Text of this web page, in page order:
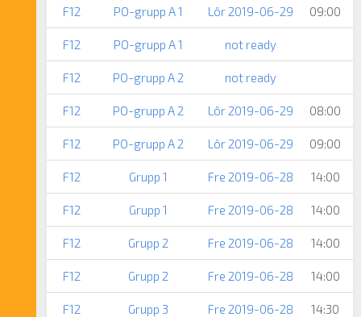
F12 PO-grupp A 1 Lör 2019-06-29 09:00
F12 PO-grupp A 1 not ready
F12 PO-grupp A 2 not ready
F12 PO-grupp A 2 Lör 2019-06-29 08:00
F12 PO-grupp A 2 Lör 2019-06-29 09:00
F12 Grupp 1 Fre 2019-06-28 14:00
F12 Grupp 1 Fre 2019-06-28 14:00
F12 Grupp 2 Fre 2019-06-28 14:00
F12 Grupp 2 Fre 2019-06-28 14:00
F12 Grupp 3 Fre 2019-06-28 14:30